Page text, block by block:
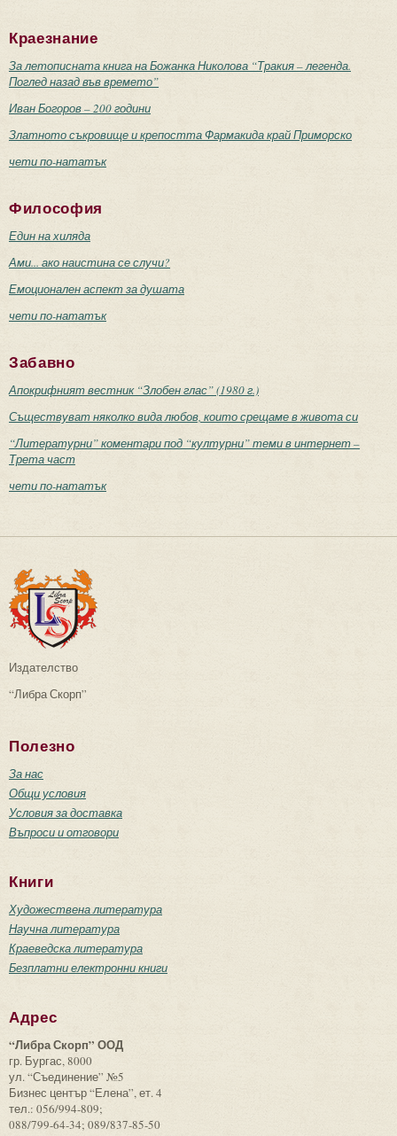
Краезнание
За летописната книга на Божанка Николова “Тракия – легенда.
Поглед назад във времето”
Иван Богоров – 200 години
Златното съкровище и крепостта Фармакида край Приморско
чети по-нататък
Философия
Един на хиляда
Ами... ако наистина се случи?
Емоционален аспект за душата
чети по-нататък
Забавно
Апокрифният вестник “Злобен глас” (1980 г.)
Съществуват няколко вида любов, които срещаме в живота си
“Литературни” коментари под “културни” теми в интернет –
Трета част
чети по-нататък
Издателство
“Либра Скорп”
Полезно
За нас
Общи условия
Условия за доставка
Въпроси и отговори
Книги
Художествена литература
Научна литература
Краеведска литература
Безплатни електронни книги
Адрес
“Либра Скорп” ООД
гр. Бургас, 8000
ул. “Съединение” №5
Бизнес център “Елена”, ет. 4
тел.: 056/994-809;
088/799-64-34; 089/837-85-50